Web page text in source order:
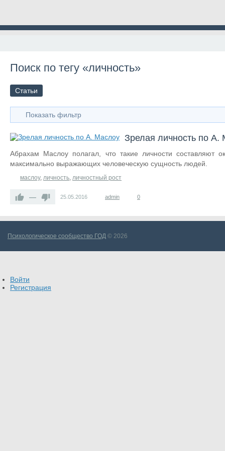
Поиск по тегу «личность»
Статьи
Показать фильтр
Зрелая личность по А.
Абрахам Маслоу полагал, что такие личности составляют
максимально выражающих человеческую сущность людей.
маслоу, личность, личностный рост
— 25.05.2016 admin 0
Психологическое сообщество ГОД © 2026
Войти
Регистрация